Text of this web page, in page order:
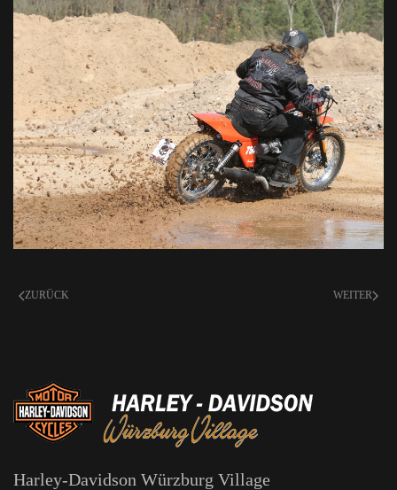
ZURÜCK WEITER
Harley-Davidson Würzburg Village